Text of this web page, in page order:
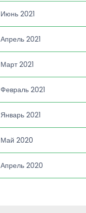
Июнь 2021
Апрель 2021
Март 2021
Февраль 2021
Январь 2021
Май 2020
Апрель 2020